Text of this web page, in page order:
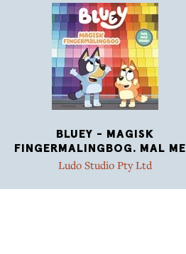
BLUEY - MAGISK
FINGERMALINGBOG. MAL ME
Ludo Studio Pty Ltd